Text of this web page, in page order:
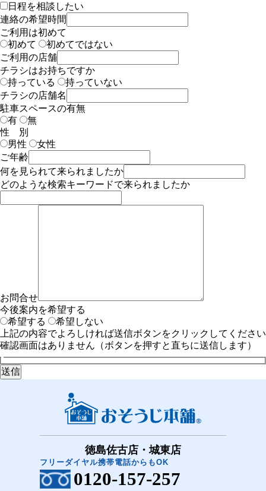
日程を相談したい
連絡の希望時間
ご利用は初めて
初めて
初めてではない
ご利用の店舗
チラシはお持ちですか
持っている
持っていない
チラシの店舗名
駐車スペースの有無
有
無
性 別
男性
女性
ご年齢
何を見られて来られましたか
どのような検索キーワードで来られましたか
お問合せ
今後案内を希望する
希望する
希望しない
上記の内容でよろしければ送信ボタンをクリックしてください
確認画面はありません（ボタンを押すと直ちに送信します）
徳島佐古店・城東店
フリーダイヤル携帯電話からもOK
0120-157-257